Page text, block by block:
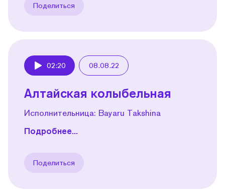
Поделиться
02:20 08.08.22
Алтайская колыбельная
Исполнительница: Bayaru Takshina
Подробнее...
Поделиться